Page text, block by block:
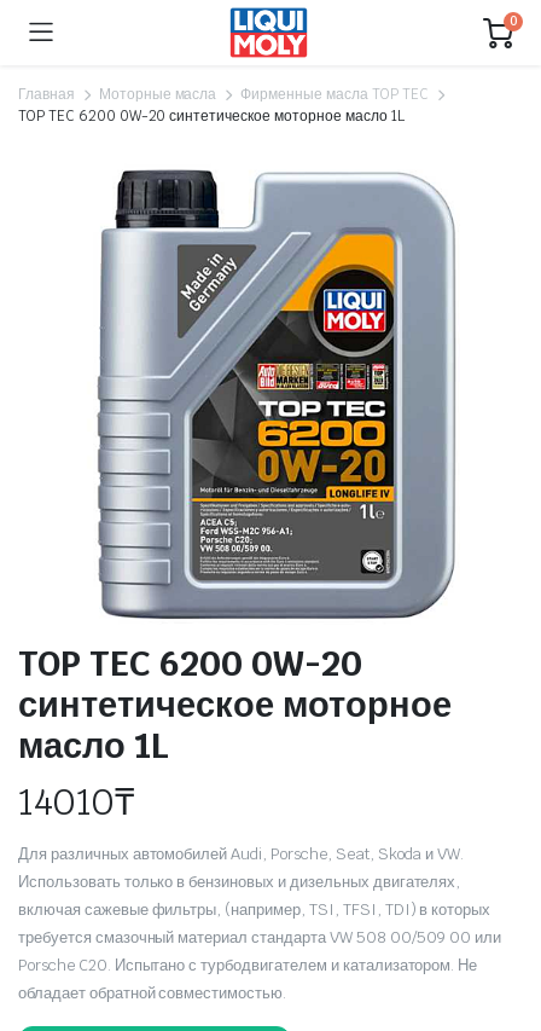
0
Главная Моторные масла
Фирменные масла TOP TEC
TOP TEC 6200 0W-20 синтетическое моторное масло 1L
TOP TEC 6200 0W-20
синтетическое моторное
масло 1L
14010₸
Для различных автомобилей Audi, Porsche, Seat, Skoda и VW.
Использовать только в бензиновых и дизельных двигателях,
включая сажевые фильтры, (например, TSI, TFSI, TDI) в которых
требуется смазочный материал стандарта VW 508 00/509 00 или
Porsche C20. Испытано с турбодвигателем и катализатором. Не
обладает обратной совместимостью.